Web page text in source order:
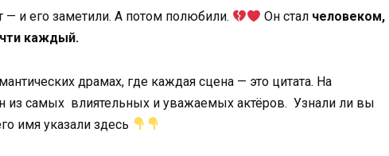
— и его заметили. А потом полюбили. Он стал человеком,
каждый.
драмах, где каждая сцена — это цитата. На
из самых влиятельных и уважаемых актёров. Узнали ли вы
имя указали здесь